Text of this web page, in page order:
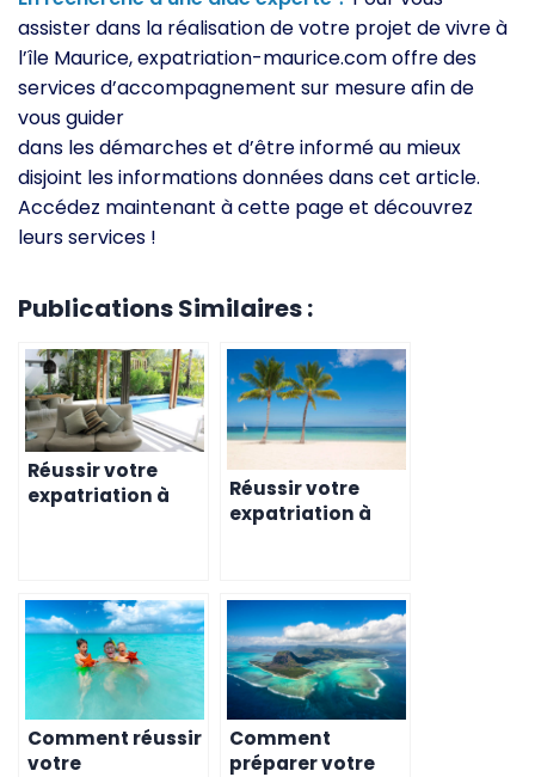
assister dans la réalisation de votre projet de vivre à
l’île Maurice, expatriation-maurice.com offre des
services d’accompagnement sur mesure afin de
vous guider
dans les démarches et d’être informé au mieux
disjoint les informations données dans cet article.
Accédez maintenant à cette page et découvrez
leurs services !
Publications Similaires :
Réussir votre
expatriation à
Réussir votre
expatriation à
Comment réussir
votre
Comment
préparer votre